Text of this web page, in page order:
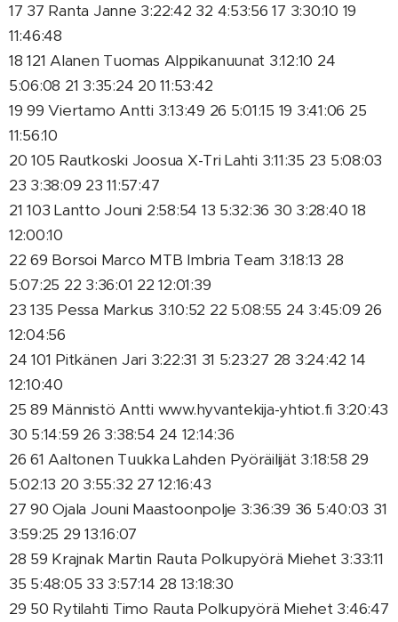
17 37 Ranta Janne 3:22:42 32 4:53:56 17 3:30:10 19
11:46:48
18 121 Alanen Tuomas Alppikanuunat 3:12:10 24
5:06:08 21 3:35:24 20 11:53:42
19 99 Viertamo Antti 3:13:49 26 5:01:15 19 3:41:06 25
11:56:10
20 105 Rautkoski Joosua X-Tri Lahti 3:11:35 23 5:08:03
23 3:38:09 23 11:57:47
21 103 Lantto Jouni 2:58:54 13 5:32:36 30 3:28:40 18
12:00:10
22 69 Borsoi Marco MTB Imbria Team 3:18:13 28
5:07:25 22 3:36:01 22 12:01:39
23 135 Pessa Markus 3:10:52 22 5:08:55 24 3:45:09 26
12:04:56
24 101 Pitkänen Jari 3:22:31 31 5:23:27 28 3:24:42 14
12:10:40
25 89 Männistö Antti www.hyvantekija-yhtiot.fi 3:20:43
30 5:14:59 26 3:38:54 24 12:14:36
26 61 Aaltonen Tuukka Lahden Pyöräilijät 3:18:58 29
5:02:13 20 3:55:32 27 12:16:43
27 90 Ojala Jouni Maastoonpolje 3:36:39 36 5:40:03 31
3:59:25 29 13:16:07
28 59 Krajnak Martin Rauta Polkupyörä Miehet 3:33:11
35 5:48:05 33 3:57:14 28 13:18:30
29 50 Rytilahti Timo Rauta Polkupyörä Miehet 3:46:47